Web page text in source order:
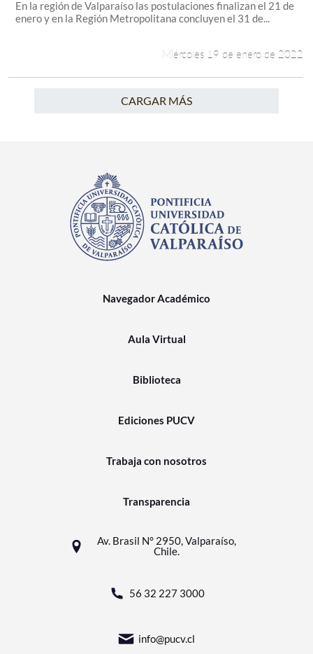
En la región de Valparaíso las postulaciones finalizan el 21 de
enero y en la Región Metropolitana concluyen el 31 de...
Miércoles 19 de enero de 2022
CARGAR MÁS
Navegador Académico
Aula Virtual
Biblioteca
Ediciones PUCV
Trabaja con nosotros
Transparencia
Av. Brasil N° 2950, Valparaíso,
Chile.
56 32 227 3000
info@pucv.cl